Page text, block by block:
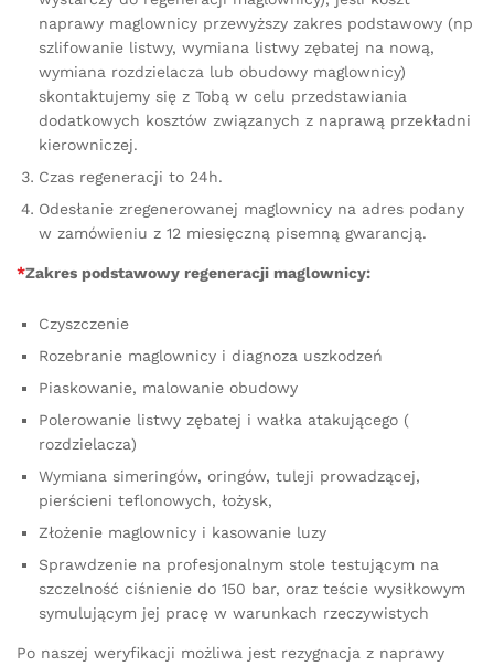
naprawy maglownicy przewyższy zakres podstawowy (np
szlifowanie listwy, wymiana listwy zębatej na nową,
wymiana rozdzielacza lub obudowy maglownicy)
skontaktujemy się z Tobą w celu przedstawiania
dodatkowych kosztów związanych z naprawą przekładni
kierowniczej.
Czas regeneracji to 24h.
Odesłanie zregenerowanej maglownicy na adres podany
w zamówieniu z 12 miesięczną pisemną gwarancją.
*Zakres podstawowy regeneracji maglownicy:
Czyszczenie
Rozebranie maglownicy i diagnoza uszkodzeń
Piaskowanie, malowanie obudowy
Polerowanie listwy zębatej i wałka atakującego (
rozdzielacza)
Wymiana simeringów, oringów, tuleji prowadzącej,
pierścieni teflonowych, łożysk,
Złożenie maglownicy i kasowanie luzy
Sprawdzenie na profesjonalnym stole testującym na
szczelność ciśnienie do 150 bar, oraz teście wysiłkowym
symulującym jej pracę w warunkach rzeczywistych
Po naszej weryfikacji możliwa jest rezygnacja z naprawy